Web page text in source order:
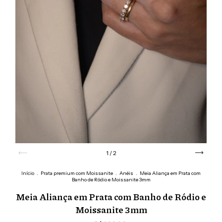
1 /2
Início . Prata premium com Moissanite . Anéis . Meia Aliança em Prata com
Banho de Ródio e Moissanite 3mm
Meia Aliança em Prata com Banho de Ródio e
Moissanite 3mm